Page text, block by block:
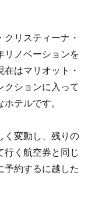
リスティーナ・
リノベーションを
はマリオット・
クションに入って
テルです。
く変動し、残りの
行く航空券と同じ
予約するに越した